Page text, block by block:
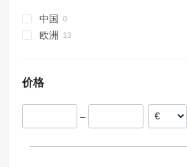
中国
欧洲
价格
–